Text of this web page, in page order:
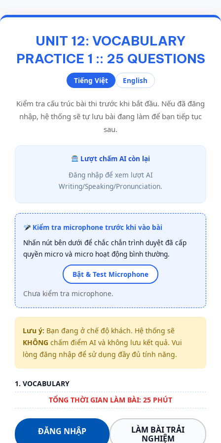
UNIT 12: VOCABULARY
PRACTICE 1 :: 25 QUESTIONS
Tiếng Việt English
Kiểm tra cấu trúc bài thi trước khi bắt đầu. Nếu đã đăng
nhập, hệ thống sẽ tự lưu bài đang làm để bạn tiếp tục
sau.
Lượt chấm AI còn lại
Đăng nhập để xem lượt AI
Writing/Speaking/Pronunciation.
Kiểm tra microphone trước khi vào bài
Nhấn nút bên dưới để chắc chắn trình duyệt đã cấp
quyền micro và micro hoạt động bình thường.
Bật & Test Microphone
Chưa kiểm tra microphone.
Lưu ý: Bạn đang ở chế độ khách. Hệ thống sẽ
KHÔNG chấm điểm AI và không lưu kết quả. Vui
lòng đăng nhập để sử dụng đầy đủ tính năng.
1. VOCABULARY
TỔNG THỜI GIAN LÀM BÀI: 25 PHÚT
ĐĂNG NHẬP
LÀM BÀI TRẢI
NGHIỆM